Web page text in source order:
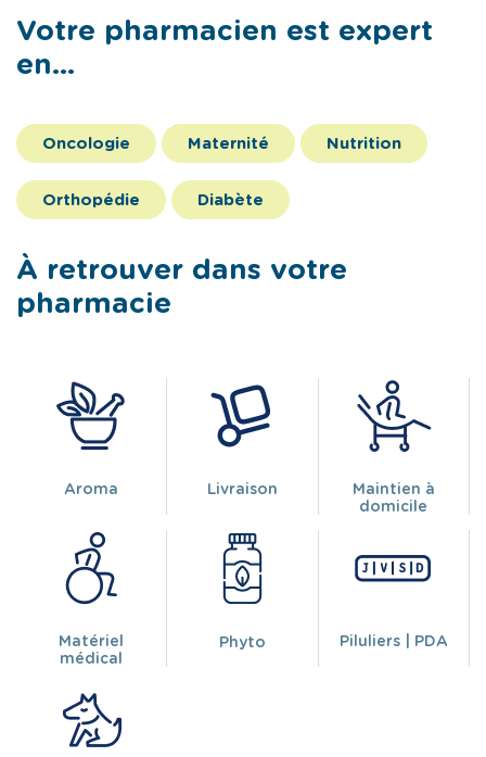
Votre pharmacien est expert
en...
Oncologie Maternité Nutrition
Orthopédie Diabète
À retrouver dans votre
pharmacie
Aroma Livraison
Maintien à
domicile
Matériel
médical
Phyto Piluliers | PDA